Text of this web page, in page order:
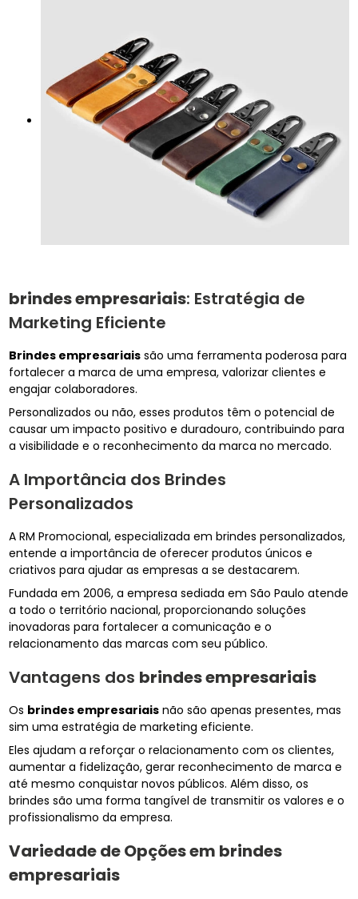
brindes empresariais: Estratégia de
Marketing Eficiente
Brindes empresariais são uma ferramenta poderosa para
fortalecer a marca de uma empresa, valorizar clientes e
engajar colaboradores.
Personalizados ou não, esses produtos têm o potencial de
causar um impacto positivo e duradouro, contribuindo para
a visibilidade e o reconhecimento da marca no mercado.
A Importância dos Brindes
Personalizados
A RM Promocional, especializada em brindes personalizados,
entende a importância de oferecer produtos únicos e
criativos para ajudar as empresas a se destacarem.
Fundada em 2006, a empresa sediada em São Paulo atende
a todo o território nacional, proporcionando soluções
inovadoras para fortalecer a comunicação e o
relacionamento das marcas com seu público.
Vantagens dos brindes empresariais
Os brindes empresariais não são apenas presentes, mas
sim uma estratégia de marketing eficiente.
Eles ajudam a reforçar o relacionamento com os clientes,
aumentar a fidelização, gerar reconhecimento de marca e
até mesmo conquistar novos públicos. Além disso, os
brindes são uma forma tangível de transmitir os valores e o
profissionalismo da empresa.
Variedade de Opções em brindes
empresariais